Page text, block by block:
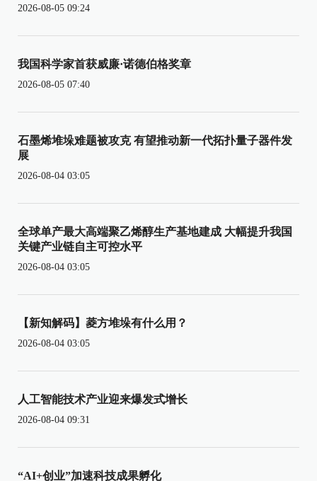
2026-08-05 09:24
我国科学家首获威廉·诺德伯格奖章
2026-08-05 07:40
石墨烯堆垛难题被攻克 有望推动新一代拓扑量子器件发
展
2026-08-04 03:05
全球单产最大高端聚乙烯醇生产基地建成 大幅提升我国
关键产业链自主可控水平
2026-08-04 03:05
【新知解码】菱方堆垛有什么用？
2026-08-04 03:05
人工智能技术产业迎来爆发式增长
2026-08-04 09:31
“AI+创业”加速科技成果孵化